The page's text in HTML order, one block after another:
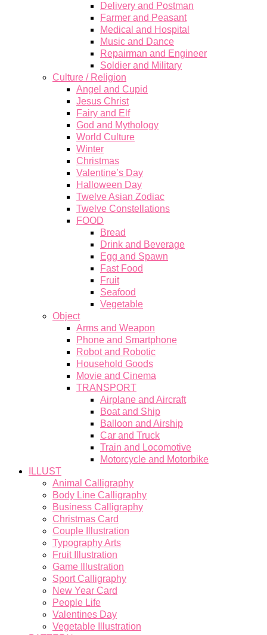
Delivery and Postman
Farmer and Peasant
Medical and Hospital
Music and Dance
Repairman and Engineer
Soldier and Military
Culture / Religion
Angel and Cupid
Jesus Christ
Fairy and Elf
God and Mythology
World Culture
Winter
Christmas
Valentine’s Day
Halloween Day
Twelve Asian Zodiac
Twelve Constellations
FOOD
Bread
Drink and Beverage
Egg and Spawn
Fast Food
Fruit
Seafood
Vegetable
Object
Arms and Weapon
Phone and Smartphone
Robot and Robotic
Household Goods
Movie and Cinema
TRANSPORT
Airplane and Aircraft
Boat and Ship
Balloon and Airship
Car and Truck
Train and Locomotive
Motorcycle and Motorbike
ILLUST
Animal Calligraphy
Body Line Calligraphy
Business Calligraphy
Christmas Card
Couple Illustration
Typography Arts
Fruit Illustration
Game Illustration
Sport Calligraphy
New Year Card
People Life
Valentines Day
Vegetable Illustration